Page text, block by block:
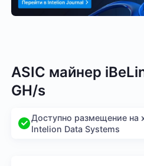
ASIC майнер
GH/s
Доступно размещение на
Intelion Data Systems